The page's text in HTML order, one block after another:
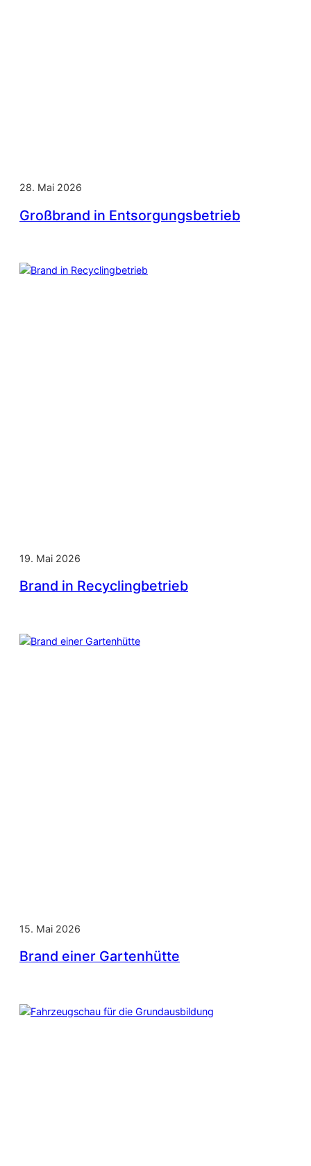
28. Mai 2026
Großbrand in Entsorgungsbetrieb
19. Mai 2026
Brand in Recyclingbetrieb
15. Mai 2026
Brand einer Gartenhütte